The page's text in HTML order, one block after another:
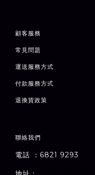
顧客服務
常見問題
運送服務方式
付款服務方式
退換貨政策
聯絡我們
電話 ：6821 9293